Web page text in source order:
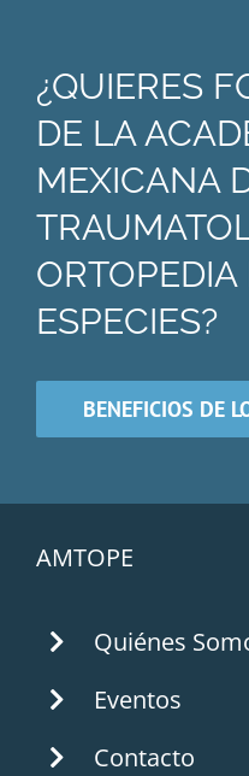
¿QUIERES
DE LA
MEXICANA
ESPECIES?
BENEFICIOS DE
AMTOPE
Quiénes
Eventos
Contacto